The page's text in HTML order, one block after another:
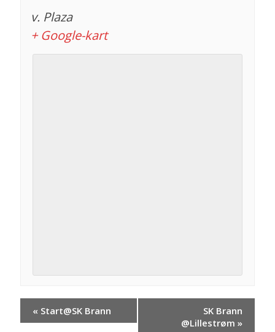
v. Plaza
+ Google-kart
« Start@SK Brann
SK Brann
@Lillestrøm »